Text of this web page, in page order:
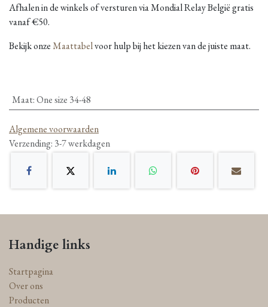
Afhalen in de winkels of versturen via Mondial Relay België gratis
vanaf €50.
Bekijk onzeMaattabelvoor hulp bij het kiezen van de juiste maat.
Maat:One size 34-48
Algemene voorwaarden
Verzending: 3-7 werkdagen
Handige links
Startpagina
Over ons
Producten